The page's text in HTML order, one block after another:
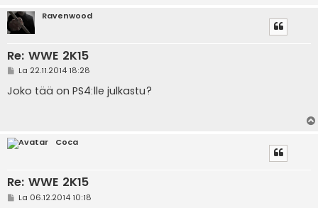
Ravenwood
Re: WWE 2K15
V
e
s
La 22.11.2014 18:28
Joko tää on PS4:lle julkastu?
Coca
Re: WWE 2K15
VLa 06.12.2014 10:18